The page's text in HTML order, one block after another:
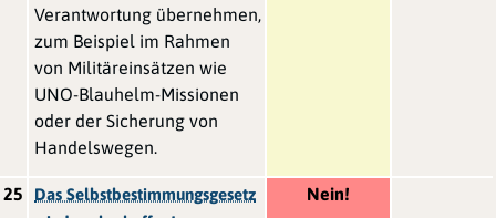
Verantwortung übernehmen,
zum Beispiel im Rahmen
von Militäreinsätzen wie
UNO-Blauhelm-Missionen
oder der Sicherung von
Handelswegen.
25
Das Selbstbestimmungsgesetz
Nein!